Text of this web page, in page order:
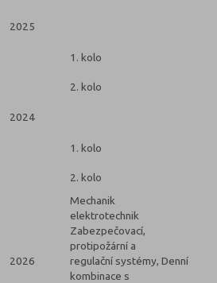
2025
1. kolo
2. kolo
2024
1. kolo
2. kolo
2026
Mechanik
elektrotechnik
Zabezpečovací,
protipožární a
regulační systémy,
kombinace s
Denní